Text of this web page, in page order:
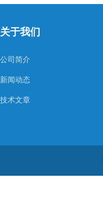
关于我们
公司简介
新闻动态
技术文章